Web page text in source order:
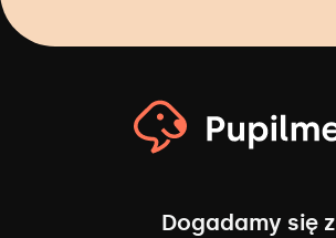
Dogadamy się z